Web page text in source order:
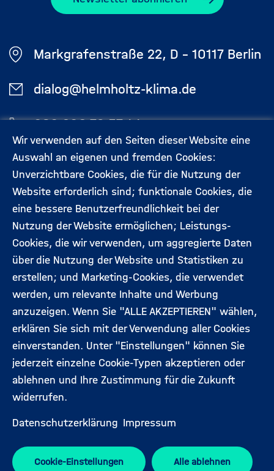
Wir verwenden auf den Seiten dieser Website eine
Auswahl an eigenen und fremden Cookies:
Unverzichtbare Cookies, die für die Nutzung der
Website erforderlich sind; funktionale Cookies, die
eine bessere Benutzerfreundlichkeit bei der
Nutzung der Website ermöglichen; Leistungs-
Cookies, die wir verwenden, um aggregierte Daten
über die Nutzung der Website und Statistiken zu
erstellen; und Marketing-Cookies, die verwendet
werden, um relevante Inhalte und Werbung
anzuzeigen. Wenn Sie "ALLE AKZEPTIEREN" wählen,
erklären Sie sich mit der Verwendung aller Cookies
einverstanden. Unter "Einstellungen" können Sie
jederzeit einzelne Cookie-Typen akzeptieren oder
ablehnen und Ihre Zustimmung für die Zukunft
widerrufen.
Datenschutzerklärung Impressum
Cookie-Einstellungen Alle ablehnen
Markgrafenstraße 22, D - 10117 Berlin
dialog@helmholtz-klima.de
030 206 79 57 44
Footermenü
(Hauptseite)
Aktuelles Kontakt
Veranstaltungen Datenschutz
Expert:innen Impressum
Folgen Sie uns: